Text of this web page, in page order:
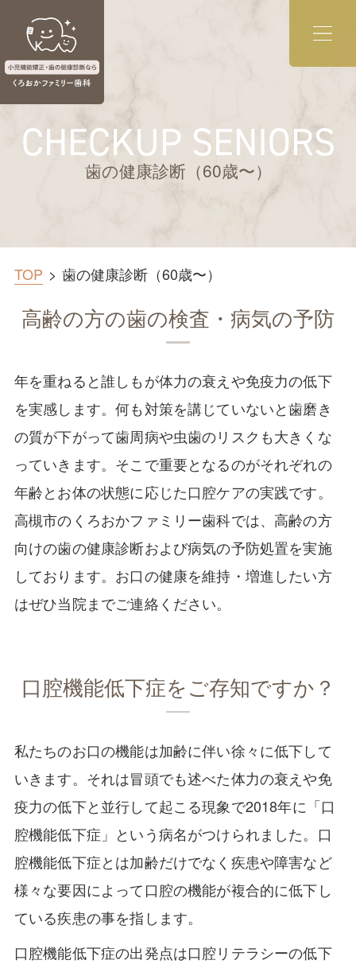
CHECKUP SENIORS
歯の健康診断（60歳〜）
TOP 歯の健康診断（60歳〜）
高齢の方の歯の検査・病気の予防
年を重ねると誰しもが体力の衰えや免疫力の低下
を実感します。何も対策を講じていないと歯磨き
の質が下がって歯周病や虫歯のリスクも大きくな
っていきます。そこで重要となるのがそれぞれの
年齢とお体の状態に応じた口腔ケアの実践です。
高槻市のくろおかファミリー歯科では、高齢の方
向けの歯の健康診断および病気の予防処置を実施
しております。お口の健康を維持・増進したい方
はぜひ当院までご連絡ください。
口腔機能低下症をご存知ですか？
私たちのお口の機能は加齢に伴い徐々に低下して
いきます。それは冒頭でも述べた体力の衰えや免
疫力の低下と並行して起こる現象で2018年に「口
腔機能低下症」という病名がつけられました。口
腔機能低下症とは加齢だけでなく疾患や障害など
様々な要因によって口腔の機能が複合的に低下し
ている疾患の事を指します。
口腔機能低下症の出発点は口腔リテラシーの低下